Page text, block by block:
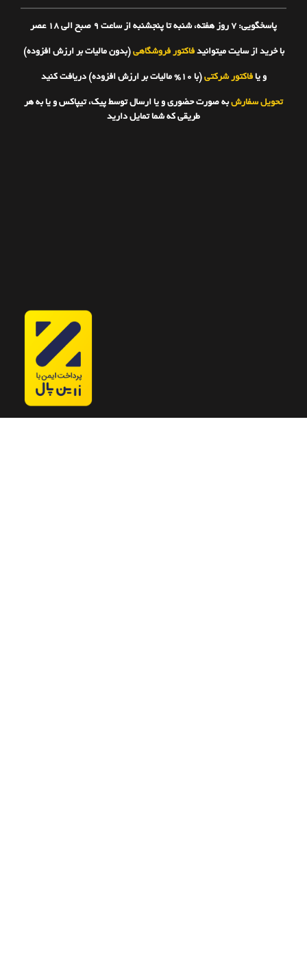
پاسخگویی: ۷ روز هفته، شنبه تا پنجشنبه از ساعت 9 صبح الی 18 عصر
با خرید از سایت میتوانید فاکتور فروشگاهی (بدون مالیات بر ارزش افزوده)
و یافاکتور شرکتی (با 10% مالیات بر ارزش افزوده) دریافت کنید
تحویل سفارش به صورت حضوری و یا ارسال توسط پیک، تیپاکس و یا به هر
طریقی که شما تمایل دارید